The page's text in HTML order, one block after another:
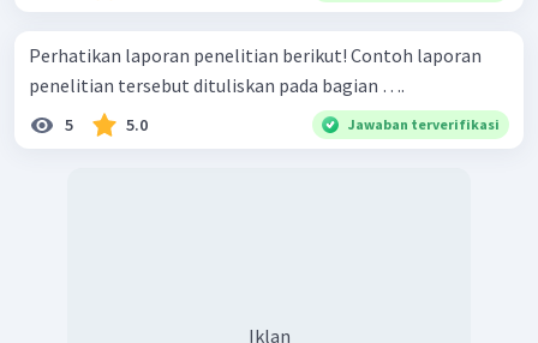
Perhatikan laporan penelitian berikut! Contoh laporan
penelitian tersebut dituliskan pada bagian ….
5 5.0 Jawaban terverifikasi
Iklan